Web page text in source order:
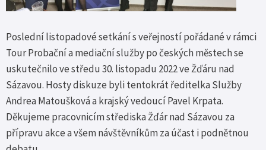
Poslední listopadové setkání s veřejností pořádané v rámci
Tour Probační a mediační služby po českých městech se
uskutečnilo ve středu 30. listopadu 2022 ve Žďáru nad
Sázavou. Hosty diskuze byli tentokrát ředitelka Služby
Andrea Matoušková a krajský vedoucí Pavel Krpata.
Děkujeme pracovnicím střediska Žďár nad Sázavou za
přípravu akce a všem návštěvníkům za účast i podnětnou